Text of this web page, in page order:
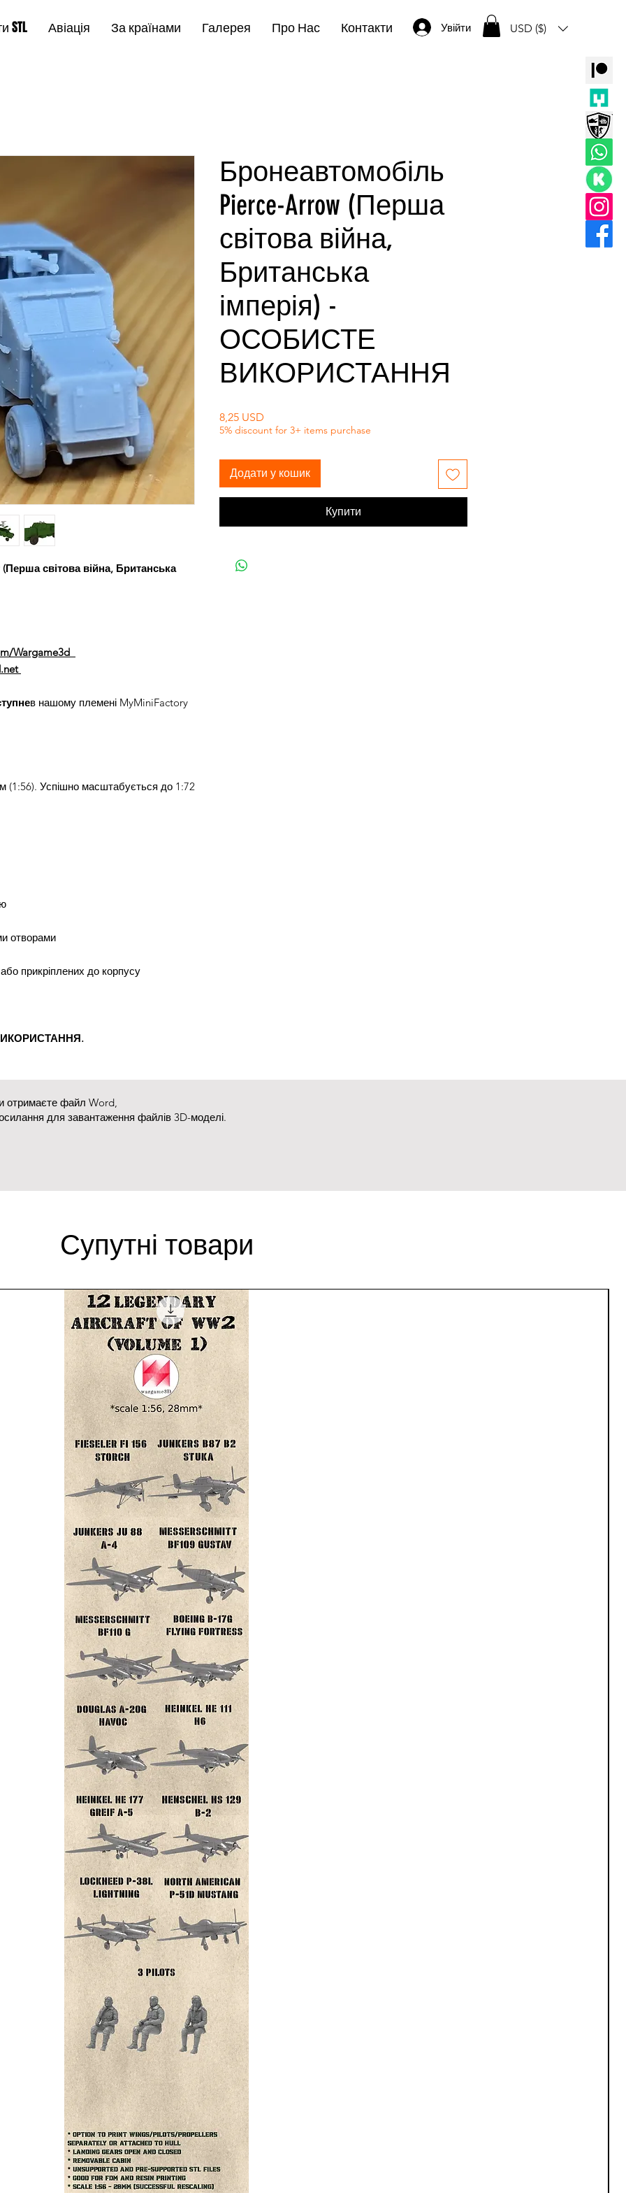
STL Авіація За країнами Галерея Про Нас Контакти Увійти USD ($)
світова війна, Британська
Wargame3d
в нашому племені MyMiniFactory
(1:56). Успішно масштабується до 1:72
отворами
прикріплених до корпусу
Бронеавтомобіль
Pierce-Arrow (Перша
світова війна,
Британська
імперія) -
ОСОБИСТЕ
ВИКОРИСТАННЯ
8,25 USD
5% discount for 3+ items purchase
Додати у кошик
Купити
отримаєте файл Word,
для завантаження файлів 3D-моделі.
Супутні товари